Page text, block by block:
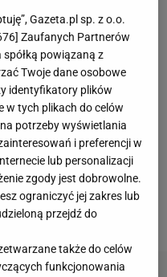
do gry jest już Paweł
który dwa tygodnie
, ma znaleźć się w
Gliwice. Druga
Portugalczyk w
(2:1) nabawił się
była taka, że
co oznaczało
Gazeta.pl sp. z o.o.
] Zaufanych Partnerów
spółką powiązaną z
Twoje dane osobowe
identyfikatory plików
w tych plikach do celów
potrzeby wyświetlania
i preferencji w
lub personalizacji
zgody jest dobrowolne.
ograniczyć jej zakres lub
przejdź do
także do celów
funkcjonowania